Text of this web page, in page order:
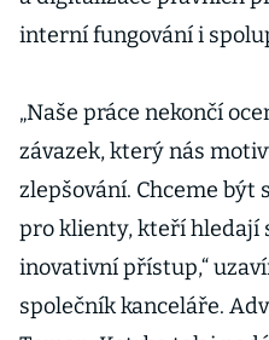
interní fungování i
„Naše práce nekončí
závazek, který nás
zlepšování. Chceme
pro klienty, kteří hledají
inovativní přístup,“
společník kanceláře.